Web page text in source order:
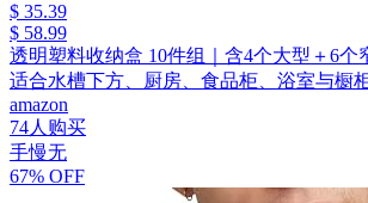
$ 35.39
$ 58.99
透明塑料收纳盒 10件组｜含4个大型＋6个
适合水槽下方、厨房、食品柜、浴室与橱
amazon
74人购买
手慢无
67% OFF